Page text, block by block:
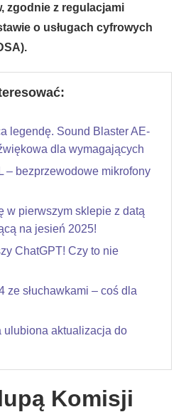
zgodnie z regulacjami
o usługach cyfrowych
legendę. Sound Blaster AE-
dla wymagających
– bezprzewodowe mikrofony
w pierwszym sklepie z datą
na jesień 2025!
ChatGPT! Czy to nie
ze słuchawkami – coś dla
ulubiona aktualizacja do
Komisji